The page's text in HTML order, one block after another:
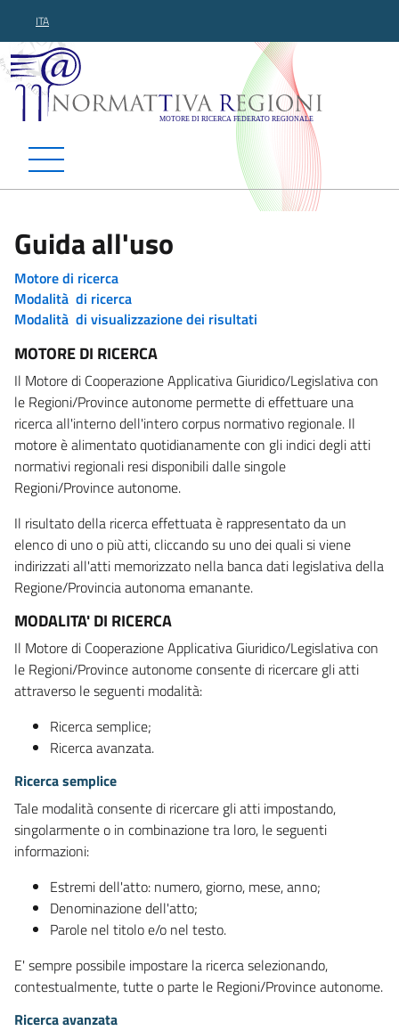
ITA
Normattiva Regioni -
Guida all'uso
Motore di ricerca
Modalità di ricerca
Modalità di visualizzazione dei risultati
MOTORE DI RICERCA
Il Motore di Cooperazione Applicativa Giuridico/Legislativa con
le Regioni/Province autonome permette di effettuare una
ricerca all'interno dell'intero corpus normativo regionale. Il
motore è alimentato quotidianamente con gli indici degli atti
normativi regionali resi disponibili dalle singole
Regioni/Province autonome.
Il risultato della ricerca effettuata è rappresentato da un
elenco di uno o più atti, cliccando su uno dei quali si viene
indirizzati all'atti memorizzato nella banca dati legislativa della
Regione/Provincia autonoma emanante.
MODALITA' DI RICERCA
Il Motore di Cooperazione Applicativa Giuridico/Legislativa con
le Regioni/Province autonome consente di ricercare gli atti
attraverso le seguenti modalità:
Ricerca semplice;
Ricerca avanzata.
Ricerca semplice
Tale modalità consente di ricercare gli atti impostando,
singolarmente o in combinazione tra loro, le seguenti
informazioni:
Estremi dell'atto: numero, giorno, mese, anno;
Denominazione dell'atto;
Parole nel titolo e/o nel testo.
E' sempre possibile impostare la ricerca selezionando,
contestualmente, tutte o parte le Regioni/Province autonome.
Ricerca avanzata